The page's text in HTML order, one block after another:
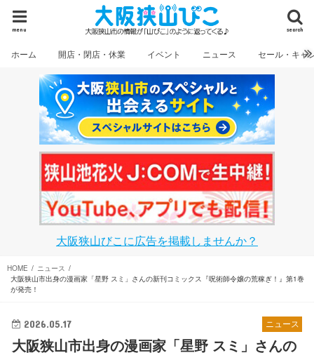
search
menu
ホーム 開店・閉店・休業 イベント ニュース セール・キャ
大阪狭山びこに広告を掲載しませんか？
HOME
ニュース
大阪狭山市出身の漫画家「星野 スミ」さんの新刊コミックス『呪術師令嬢の荒稼ぎ！』第1巻
が発売！
ニュース
2026.05.17
大阪狭山市出身の漫画家「星野 スミ」さんの